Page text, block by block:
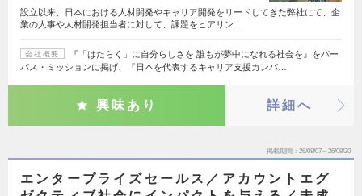
設立以来、日本における人材開発やキャリア開発をリードしてきた弊社にて、企
業の人事や人材開発担当者に対して、課題をヒアリン…
会社概要
『「はたらく」に自分らしさを 誰もが夢中になれる社会を』をパー
パス・ミッションに掲げ、『日本を代表するキャリア支援カンパ…
興味あり 詳細へ
掲載期間 26/08/07～26/08/20
エンタープライズセールス／アカウントエグ